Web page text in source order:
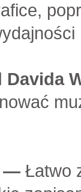
Davida
—Łatwo